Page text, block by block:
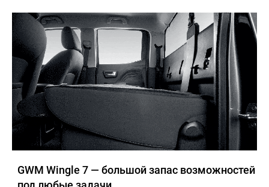
GWM Wingle 7 — большой запас возможностей